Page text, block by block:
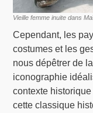
Vieille femme inuite dans
Cependant, les
costumes et les
nous dépêtrer de
iconographie
contexte
cette classique